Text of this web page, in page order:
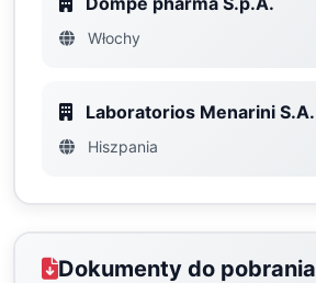
Włochy
Laboratorios Menarini S.A.
Hiszpania
Dokumenty do pobrania